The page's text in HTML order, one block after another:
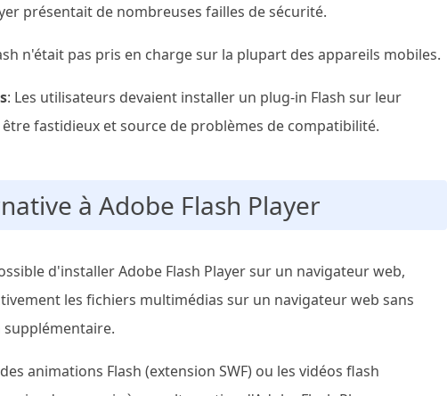
présentait de nombreuses failles de sécurité.
n'était pas pris en charge sur la plupart des appareils mobiles.
: Les utilisateurs devaient installer un plug-in Flash sur leur
fastidieux et source de problèmes de compatibilité.
à Adobe Flash Player
d'installer Adobe Flash Player sur un navigateur web,
les fichiers multimédias sur un navigateur web sans
animations Flash (extension SWF) ou les vidéos flash